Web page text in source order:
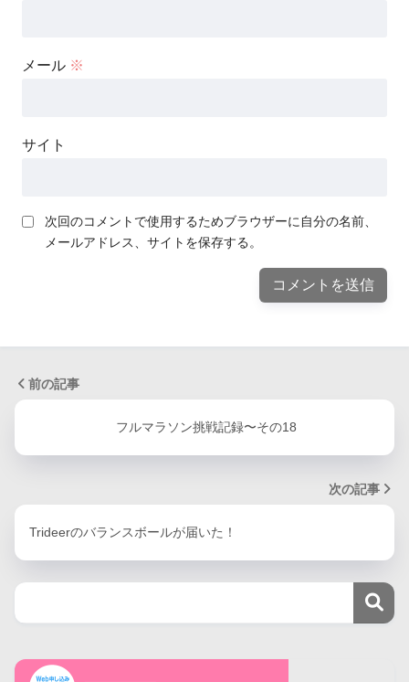
メール ※
サイト
次回のコメントで使用するためブラウザーに自分の名前、
メールアドレス、サイトを保存する。
前の記事
フルマラソン挑戦記録〜その18
次の記事
Trideerのバランスボールが届いた！